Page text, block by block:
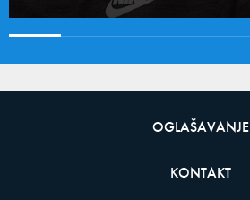
OGLAŠAVANJE
KONTAKT